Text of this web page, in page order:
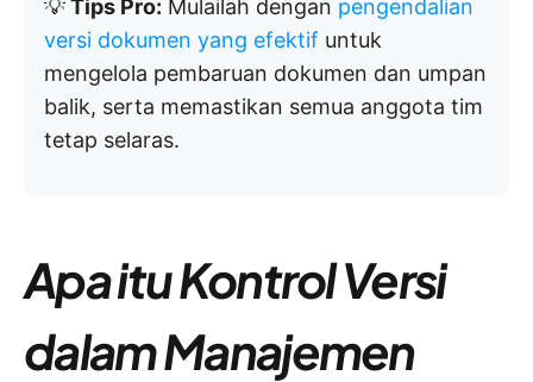
💡Tips Pro: Mulailah dengan pengendalian
versi dokumen yang efektif untuk
mengelola pembaruan dokumen dan umpan
balik, serta memastikan semua anggota tim
tetap selaras.
Apa itu Kontrol Versi
dalam Manajemen